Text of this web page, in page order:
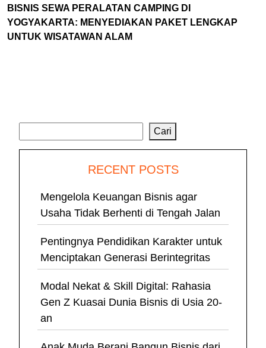
BISNIS SEWA PERALATAN CAMPING DI
YOGYAKARTA: MENYEDIAKAN PAKET LENGKAP
UNTUK WISATAWAN ALAM
Cari
RECENT POSTS
Mengelola Keuangan Bisnis agar
Usaha Tidak Berhenti di Tengah Jalan
Pentingnya Pendidikan Karakter untuk
Menciptakan Generasi Berintegritas
Modal Nekat & Skill Digital: Rahasia
Gen Z Kuasai Dunia Bisnis di Usia 20-
an